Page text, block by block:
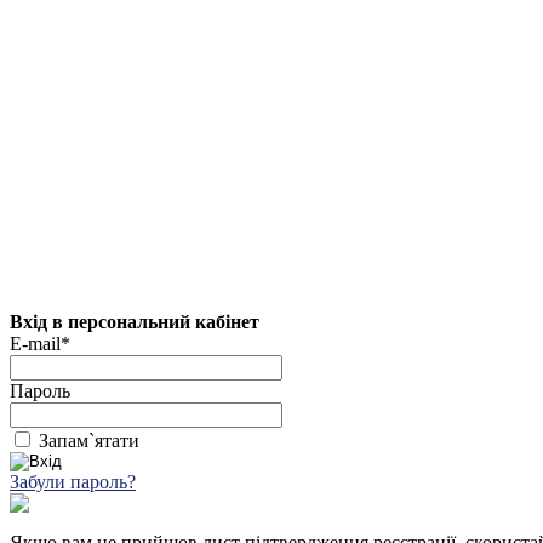
Вхід в персональний кабінет
E-mail*
Пароль
Запам`ятати
Забули пароль?